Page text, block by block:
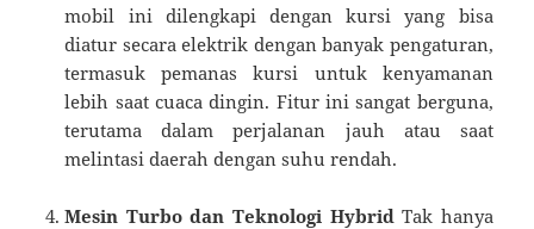
mobil ini dilengkapi dengan kursi yang bisa
diatur secara elektrik dengan banyak pengaturan,
termasuk pemanas kursi untuk kenyamanan
lebih saat cuaca dingin. Fitur ini sangat berguna,
terutama dalam perjalanan jauh atau saat
melintasi daerah dengan suhu rendah.
Mesin Turbo dan Teknologi Hybrid Tak hanya